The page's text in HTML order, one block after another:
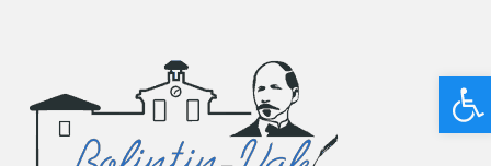
Deschide bara de unelte